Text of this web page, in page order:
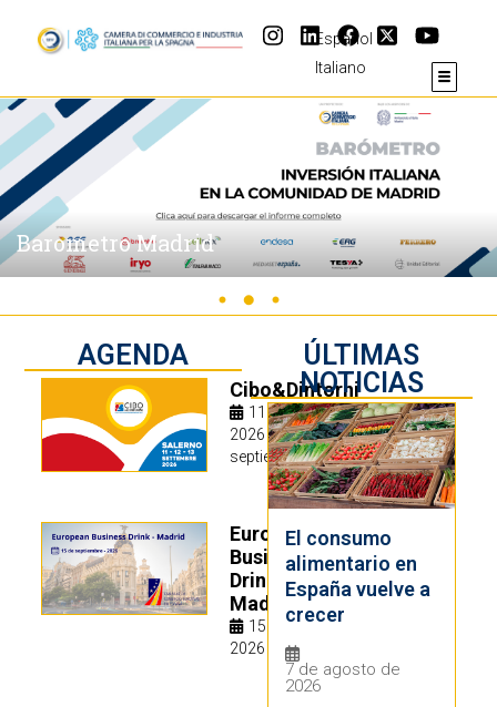
Español
Italiano
Servicios
AGENDA
Cibo&Dintorni
11 septiembre
2026 - 13
septiembre 2026
European
Business
Drink -
Madrid
15 septiembre
2026
ÚLTIMAS
NOTICIAS
El consumo
alimentario en
España vuelve a
crecer
7 de agosto de
2026